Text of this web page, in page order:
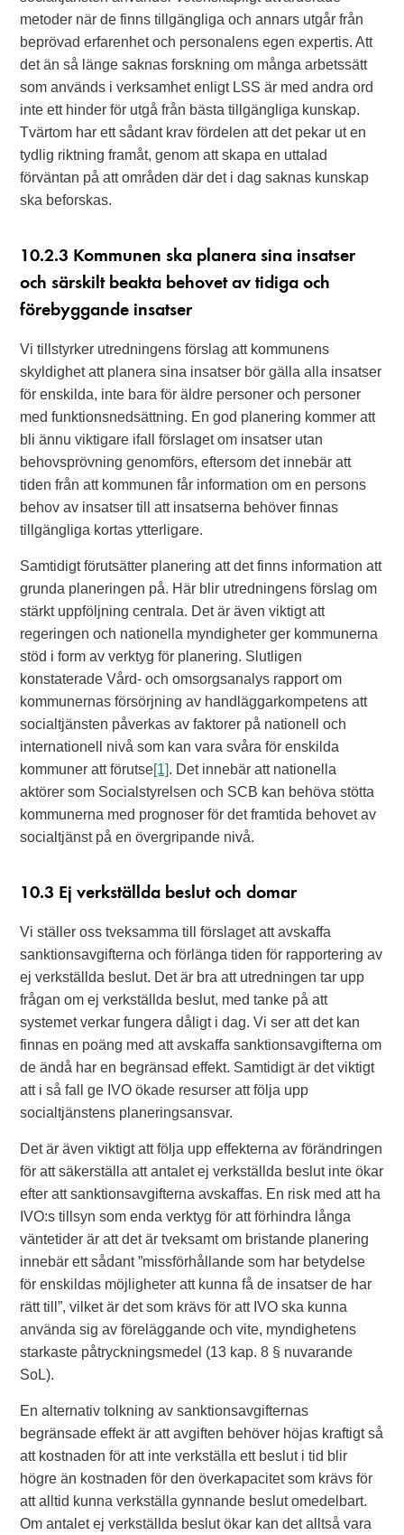
metoder när de finns tillgängliga och annars utgår från
beprövad erfarenhet och personalens egen expertis. Att
det än så länge saknas forskning om många arbetssätt
som används i verksamhet enligt LSS är med andra ord
inte ett hinder för utgå från bästa tillgängliga kunskap.
Tvärtom har ett sådant krav fördelen att det pekar ut en
tydlig riktning framåt, genom att skapa en uttalad
förväntan på att områden där det i dag saknas kunskap
ska beforskas.
10.2.3 Kommunen ska planera sina insatser
och särskilt beakta behovet av tidiga och
förebyggande insatser
Vi tillstyrker utredningens förslag att kommunens
skyldighet att planera sina insatser bör gälla alla insatser
för enskilda, inte bara för äldre personer och personer
med funktionsnedsättning. En god planering kommer att
bli ännu viktigare ifall förslaget om insatser utan
behovsprövning genomförs, eftersom det innebär att
tiden från att kommunen får information om en persons
behov av insatser till att insatserna behöver finnas
tillgängliga kortas ytterligare.
Samtidigt förutsätter planering att det finns information att
grunda planeringen på. Här blir utredningens förslag om
stärkt uppföljning centrala. Det är även viktigt att
regeringen och nationella myndigheter ger kommunerna
stöd i form av verktyg för planering. Slutligen
konstaterade Vård- och omsorgsanalys rapport om
kommunernas försörjning av handläggarkompetens att
socialtjänsten påverkas av faktorer på nationell och
internationell nivå som kan vara svåra för enskilda
kommuner att förutse[1]. Det innebär att nationella
aktörer som Socialstyrelsen och SCB kan behöva stötta
kommunerna med prognoser för det framtida behovet av
socialtjänst på en övergripande nivå.
10.3 Ej verkställda beslut och domar
Vi ställer oss tveksamma till förslaget att avskaffa
sanktionsavgifterna och förlänga tiden för rapportering av
ej verkställda beslut. Det är bra att utredningen tar upp
frågan om ej verkställda beslut, med tanke på att
systemet verkar fungera dåligt i dag. Vi ser att det kan
finnas en poäng med att avskaffa sanktionsavgifterna om
de ändå har en begränsad effekt. Samtidigt är det viktigt
att i så fall ge IVO ökade resurser att följa upp
socialtjänstens planeringsansvar.
Det är även viktigt att följa upp effekterna av förändringen
för att säkerställa att antalet ej verkställda beslut inte ökar
efter att sanktionsavgifterna avskaffas. En risk med att ha
IVO:s tillsyn som enda verktyg för att förhindra långa
väntetider är att det är tveksamt om bristande planering
innebär ett sådant ”missförhållande som har betydelse
för enskildas möjligheter att kunna få de insatser de har
rätt till”, vilket är det som krävs för att IVO ska kunna
använda sig av föreläggande och vite, myndighetens
starkaste påtryckningsmedel (13 kap. 8 § nuvarande
SoL).
En alternativ tolkning av sanktionsavgifternas
begränsade effekt är att avgiften behöver höjas kraftigt så
att kostnaden för att inte verkställa ett beslut i tid blir
högre än kostnaden för den överkapacitet som krävs för
att alltid kunna verkställa gynnande beslut omedelbart.
Om antalet ej verkställda beslut ökar kan det alltså vara